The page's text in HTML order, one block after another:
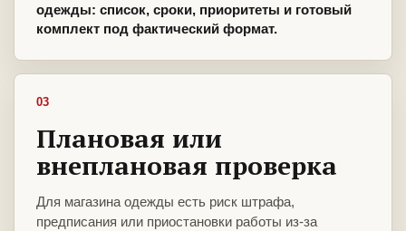
одежды: список, сроки, приоритеты и готовый
комплект под фактический формат.
03
Плановая или
внеплановая проверка
Для магазина одежды есть риск штрафа,
предписания или приостановки работы из-за